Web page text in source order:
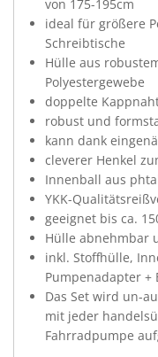
von 175-195cm
ideal für größere
Schreibtische
Hülle aus
Polyestergewebe
doppelte
robust und
kann dank
cleverer Henkel
Innenball aus
YKK-
geeignet bis ca.
Hülle abnehmbar
inkl. Stoffhülle,
Pumpenadapter
Das Set wird un-
mit jeder
Fahrradpumpe